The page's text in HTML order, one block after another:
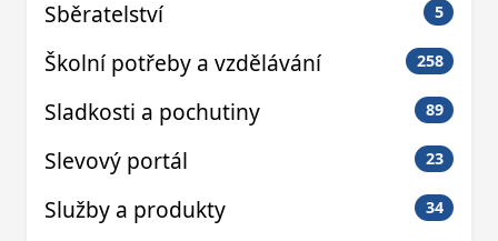
Sběratelství 5
Školní potřeby a vzdělávání 258
Sladkosti a pochutiny 89
Slevový portál 23
Služby a produkty 34